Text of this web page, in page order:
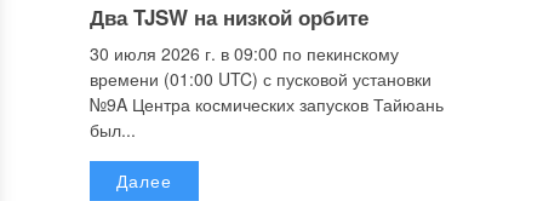
Два TJSW на низкой орбите
30 июля 2026 г. в 09:00 по пекинскому
времени (01:00 UTC) с пусковой установки
№9A Центра космических запусков Тайюань
был...
Далее